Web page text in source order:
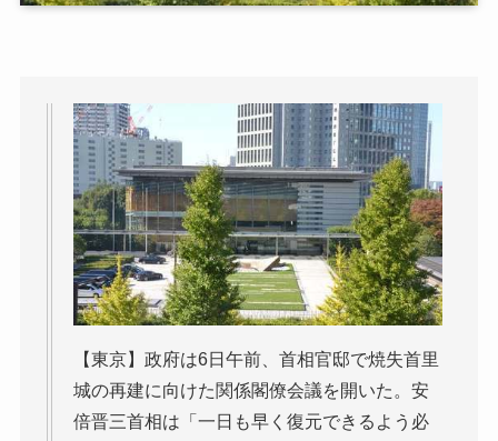
【東京】政府は6日午前、首相官邸で焼失首里
城の再建に向けた関係閣僚会議を開いた。安
倍晋三首相は「一日も早く復元できるよう必